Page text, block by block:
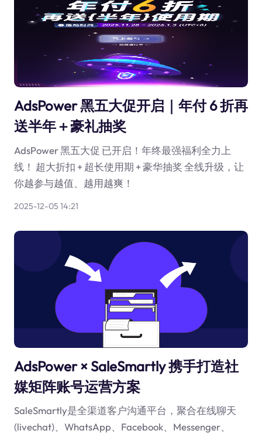
AdsPower 黑五大促开启｜年付 6 折再
送半年＋豪礼抽奖
AdsPower 黑五大促 已开启！年终最强福利全力上
线！ 超大折扣 + 超长使用期 + 豪华抽奖 全线升级，让
你越参与越值、越用越爽！
2025-12-05 14:21
AdsPower × SaleSmartly 携手打造社
媒矩阵账号运营方案
SaleSmartly是全渠道客户沟通平台，聚合在线聊天
(livechat)、WhatsApp、Facebook、Messenger、